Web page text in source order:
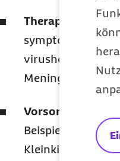
Therapie:
Bei
symptomatisch
virushemmende
Meningitis,
Vorsorge:
Beispiel die
Kleinkinder wird